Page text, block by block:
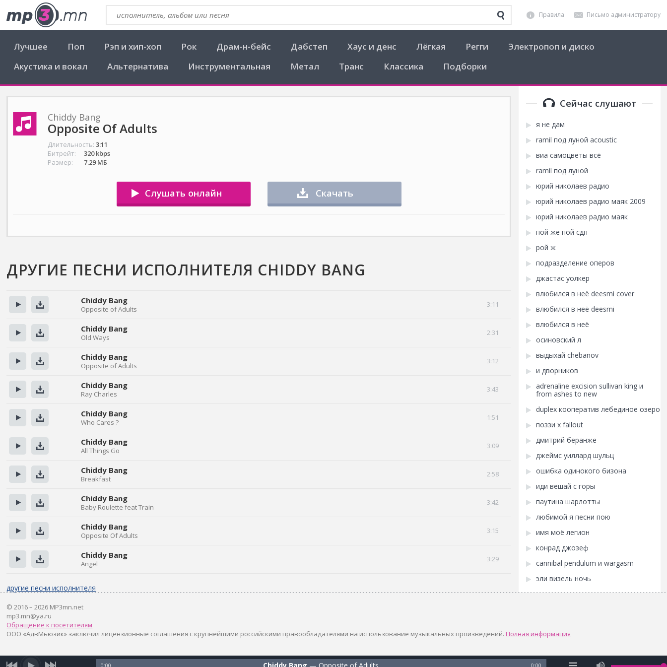
Правила Письмо администратору
Лучшее Поп Рэп и хип-хоп Рок Драм-н-бейс Дабстеп Хаус и денс Лёгкая Регги
Электропоп и диско
Акустика и вокал
Альтернатива Инструментальная Метал Транс Классика Подборки
Chiddy Bang
Opposite Of Adults
Длительность: 3:11
Битрейт:
320 kbps
Размер:
7.29 МБ
Слушать онлайн Скачать
ДРУГИЕ ПЕСНИ ИСПОЛНИТЕЛЯ CHIDDY BANG
3:11
Chiddy Bang
Opposite of Adults
2:31
Chiddy Bang
Old Ways
3:12
Chiddy Bang
Opposite of Adults
3:43
Chiddy Bang
Ray Charles
1:51
Chiddy Bang
Who Cares ?
3:09
Chiddy Bang
All Things Go
2:58
Chiddy Bang
Breakfast
3:42
Chiddy Bang
Baby Roulette feat Train
3:15
Chiddy Bang
Opposite Of Adults
3:29
Chiddy Bang
Angel
другие песни исполнителя
Сейчас слушают
я не дам
ramil под луной acoustic
виа самоцветы всё
ramil под луной
юрий николаев радио
юрий николаев радио маяк 2009
юрий николаев радио маяк
пой же пой сдп
рой ж
подразделение оперов
джастас уолкер
влюбился в неё deesmi cover
влюбился в неё deesmi
влюбился в неё
осиновский л
выдыхай chebanov
и дворников
adrenaline excision sullivan king и
from ashes to new
duplex кооператив лебединое озеро
поззи x fallout
дмитрий беранже
джеймс уиллард шульц
ошибка одинокого бизона
иди вешай с горы
паутина шарлотты
любимой я песни пою
имя моё легион
конрад джозеф
cannibal pendulum и wargasm
эли визель ночь
© 2016 – 2026 MP3mn.net
mp3.mn@ya.ru
Обращение к посетителям
ООО «АдвМьюзик» заключил лицензионные соглашения с крупнейшими российскими правообладателями на использование музыкальных произведений.Полная информация
0:00 0:00